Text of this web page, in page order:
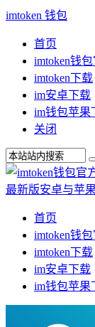
imtoken 钱包
首页
imtoken钱包
imtoken下载
im安卓下载
im钱包苹果
关闭
首页
imtoken钱包
imtoken下载
im安卓下载
im钱包苹果